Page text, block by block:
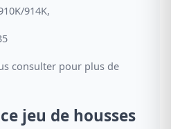
914K,
consulter pour plus de
jeu de housses